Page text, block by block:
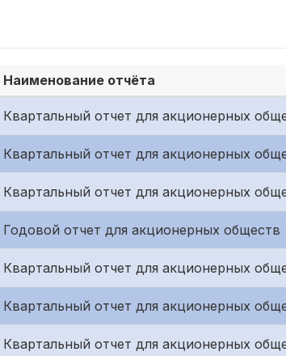
Наименование отчёта
Квартальный отчет для акционерных
Квартальный отчет для акционерных
Квартальный отчет для акционерных
Годовой отчет для акционерных обществ
Квартальный отчет для акционерных
Квартальный отчет для акционерных
Квартальный отчет для акционерных